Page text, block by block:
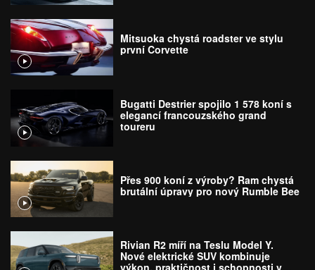
Mitsuoka chystá roadster ve stylu
první Corvette
Bugatti Destrier spojilo 1 578 koní s
elegancí francouzského grand
toureru
Přes 900 koní z výroby? Ram chystá
brutální úpravy pro nový Rumble Bee
Rivian R2 míří na Teslu Model Y.
Nové elektrické SUV kombinuje